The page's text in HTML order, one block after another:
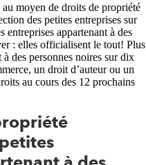
moyen de droits de propriété
des petites entreprises sur
entreprises appartenant à des
: elles officialisent le tout! Plus
des personnes noires sur dix
un droit d’auteur ou un
au cours des 12 prochains